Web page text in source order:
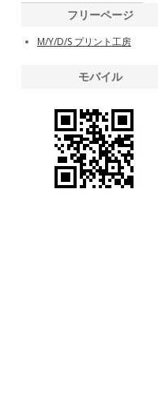
フリーページ
M/Y/D/S プリント工房
モバイル